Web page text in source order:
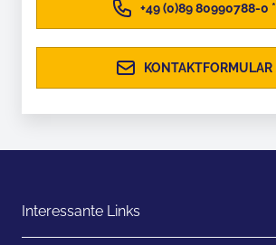
+49 (0)89 80990788-0 *
KONTAKTFORMULAR
Interessante Links